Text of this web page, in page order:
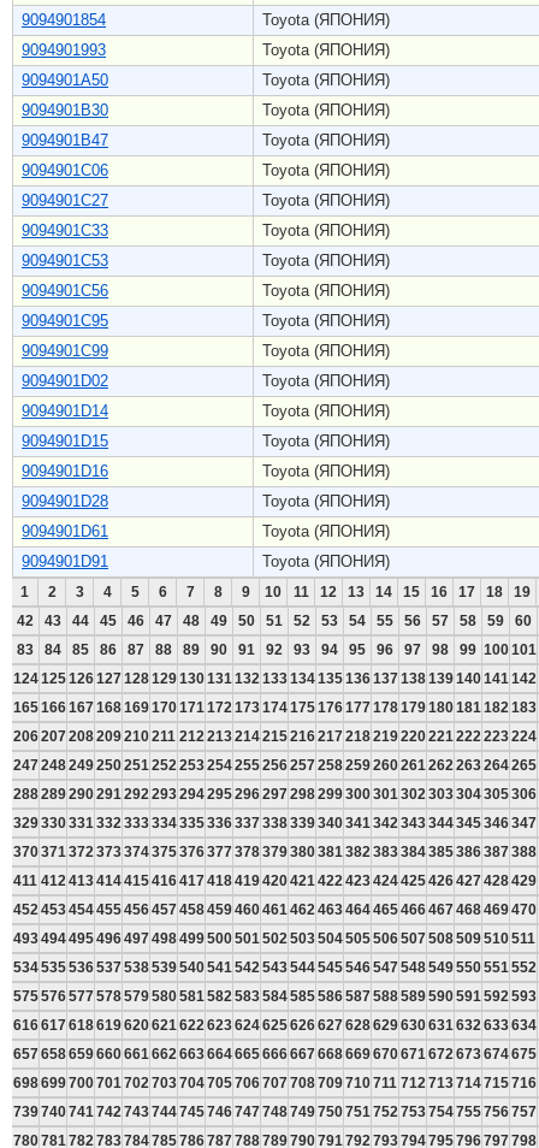
9094901854
Toyota (ЯПОНИЯ)
9094901993
Toyota (ЯПОНИЯ)
9094901A50
Toyota (ЯПОНИЯ)
9094901B30
Toyota (ЯПОНИЯ)
9094901B47
Toyota (ЯПОНИЯ)
9094901C06
Toyota (ЯПОНИЯ)
9094901C27
Toyota (ЯПОНИЯ)
9094901C33
Toyota (ЯПОНИЯ)
9094901C53
Toyota (ЯПОНИЯ)
9094901C56
Toyota (ЯПОНИЯ)
9094901C95
Toyota (ЯПОНИЯ)
9094901C99
Toyota (ЯПОНИЯ)
9094901D02
Toyota (ЯПОНИЯ)
9094901D14
Toyota (ЯПОНИЯ)
9094901D15
Toyota (ЯПОНИЯ)
9094901D16
Toyota (ЯПОНИЯ)
9094901D28
Toyota (ЯПОНИЯ)
9094901D61
Toyota (ЯПОНИЯ)
9094901D91
Toyota (ЯПОНИЯ)
1 2 3 4 5 6 7 8 9 10 11 12 13 14 15 16 17 18
19
42
43 44 45 46 47 48 49 50 51 52 53 54 55 56 57 58 59
60
83
84 85 86 87 88 89 90 91 92 93 94 95 96 97 98 99 100101
124125126127128129130131 132 133134135136137138139140141 142
165166167168169170171 172 173174175176177178179180181 182 183
206207208209210211 212 213214215216217218219220221 222 223224
247248249250251 252 253254255256257258259260261 262 263264265
288289290291 292 293294295296297298299300301 302 303304305306
329330331 332 333334335336337338339340341 342 343344345346347
370371 372 373374375376377378379380381 382 383384385386387388
411 412 413414415416417418419420421 422 423424425426427428429
452 453454455456457458459460461 462 463464465466467468469470
493494495496497498499500501 502 503504505506507508509510511
534535536537538539540541 542 543544545546547548549550551 552
575576577578579580581 582 583584585586587588589590591 592 593
616617618619620621 622 623624625626627628629630631 632 633634
657658659660661 662 663664665666667668669670671 672 673674675
698699700701 702 703704705706707708709710711 712 713714715716
739740741 742 743744745746747748749750751 752 753754755756757
780781 782 783784785786787788789790791 792 793794795796797798